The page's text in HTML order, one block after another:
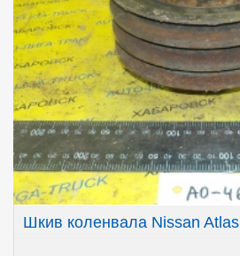
Шкив коленвала Nissan Atlas